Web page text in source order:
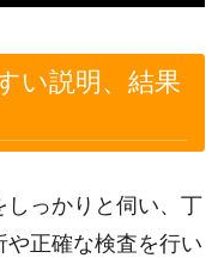
い説明、結果
っかりと伺い、丁
正確な検査を行い